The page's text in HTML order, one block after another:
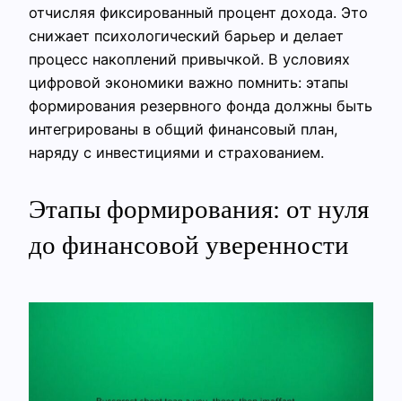
отчисляя фиксированный процент дохода. Это
снижает психологический барьер и делает
процесс накоплений привычкой. В условиях
цифровой экономики важно помнить: этапы
формирования резервного фонда должны быть
интегрированы в общий финансовый план,
наряду с инвестициями и страхованием.
Этапы формирования: от нуля
до финансовой уверенности